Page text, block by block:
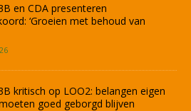
en CDA presenteren
‘Groeien met behoud van
kritisch op LOO2: belangen eigen
goed geborgd blijven